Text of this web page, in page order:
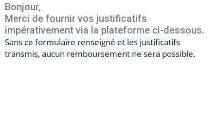
Bonjour,
Merci de fournir vos justificatifs
impérativement via la plateforme ci-dessous.
Sans ce formulaire renseigné et les justificatifs
transmis, aucun remboursement ne sera possible.